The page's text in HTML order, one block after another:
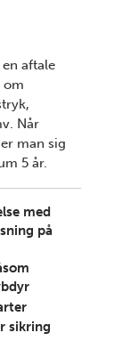
aftale
om
Når
man sig
5 år.
med
på
sikring